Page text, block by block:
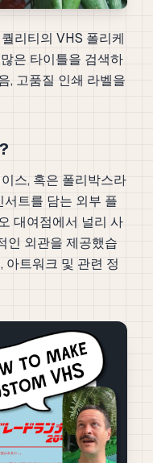
리티의 VHS 폴리케
은 타이틀을 검색하
, 고품질 인쇄 라벨을
스, 혹은 폴리박스라
트를 담는 외부 플
대여점에서 널리 사
인 외관을 제공했습
아트워크 및 관련 정